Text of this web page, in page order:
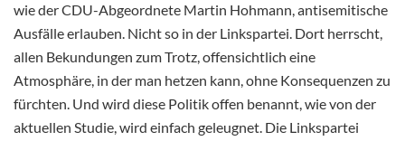
wie der CDU-Abgeordnete Martin Hohmann, antisemitische
Ausfälle erlauben. Nicht so in der Linkspartei. Dort herrscht,
allen Bekundungen zum Trotz, offensichtlich eine
Atmosphäre, in der man hetzen kann, ohne Konsequenzen zu
fürchten. Und wird diese Politik offen benannt, wie von der
aktuellen Studie, wird einfach geleugnet. Die Linkspartei